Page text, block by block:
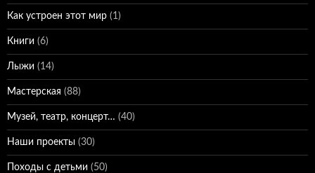
Как устроен этот мир (1)
Книги (6)
Лыжи (14)
Мастерская (88)
Музей, театр, концерт… (40)
Наши проекты (30)
Походы с детьми (50)